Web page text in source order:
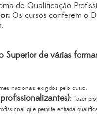
de Qualificação
Os cursos conferem o
Superior de várias
nacionais exigidos pelo curso.
: fazer
que permite entrada